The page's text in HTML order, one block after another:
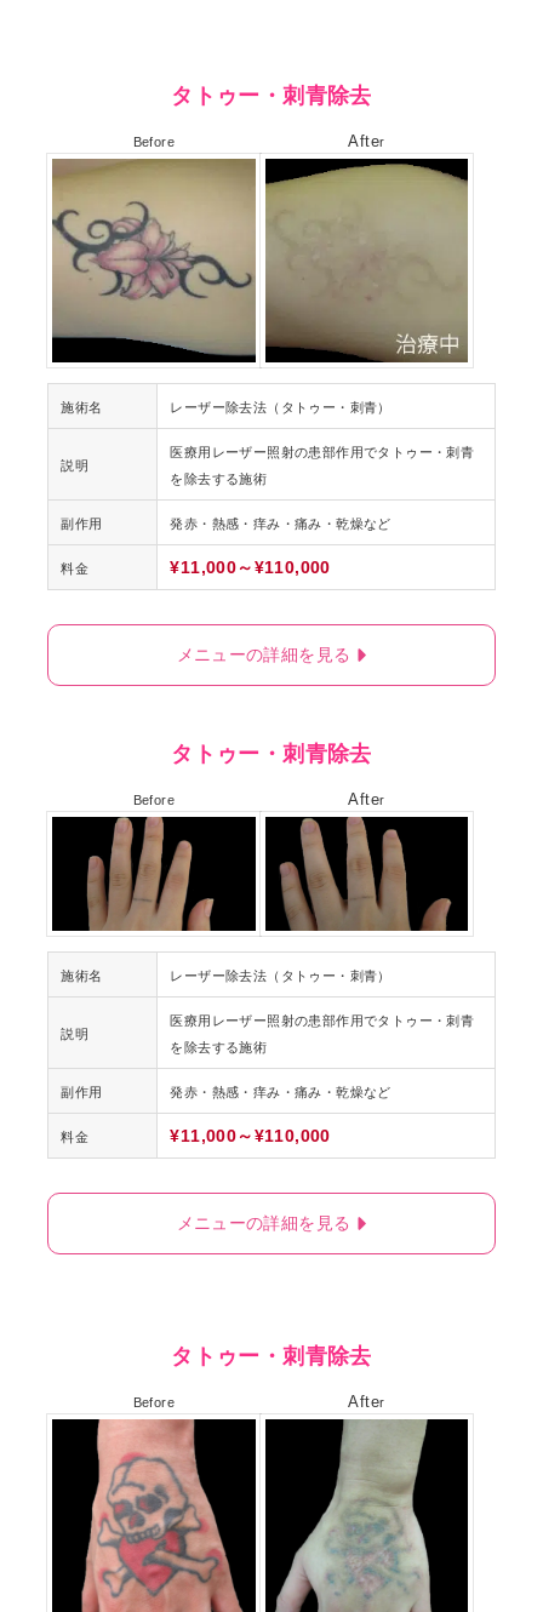
タトゥー・刺青除去
Before After
施術名 レーザー除去法（タトゥー・刺青）
説明
医療用レーザー照射の患部作用でタトゥー・刺青
を除去する施術
副作用 発赤・熱感・痒み・痛み・乾燥など
料金 ¥11,000～¥110,000
メニューの詳細を見る
タトゥー・刺青除去
Before After
施術名 レーザー除去法（タトゥー・刺青）
説明
医療用レーザー照射の患部作用でタトゥー・刺青
を除去する施術
副作用 発赤・熱感・痒み・痛み・乾燥など
料金 ¥11,000～¥110,000
メニューの詳細を見る
タトゥー・刺青除去
Before After